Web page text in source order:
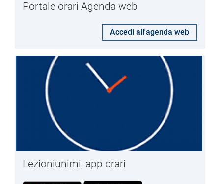
Portale orari Agenda web
Accedi all'agenda web
Lezioniunimi, app orari